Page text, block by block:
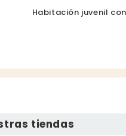
Habitación juvenil
tiendas